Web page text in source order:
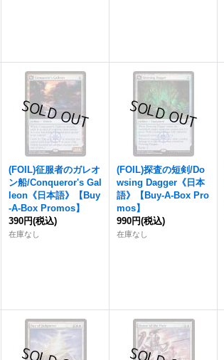
(FOIL)征服者のガレオ
ン船/Conqueror's Gal
leon《日本語》【Buy
-A-Box Promos】
390円(税込)
在庫なし
(FOIL)探査の短剣/Do
wsing Dagger《日本
語》【Buy-A-Box Pro
mos】
990円(税込)
在庫なし